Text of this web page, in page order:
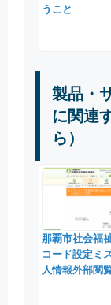
うこと
製品・
に関連
ら）
那覇市社会福
コード設定ミ
人情報外部閲